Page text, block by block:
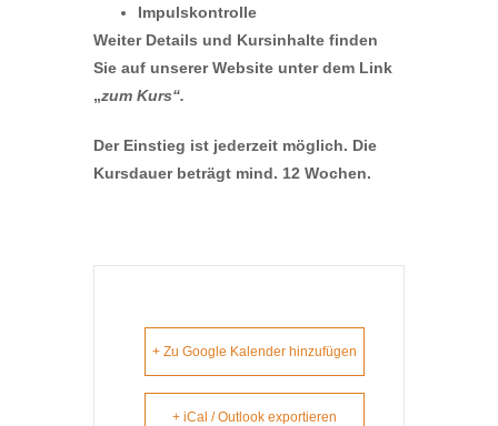
Impulskontrolle
Weiter Details und Kursinhalte finden
Sie auf unserer Website unter dem Link
„zum Kurs“.
Der Einstieg ist jederzeit möglich. Die
Kursdauer beträgt mind. 12 Wochen.
+ Zu Google Kalender hinzufügen
+ iCal / Outlook exportieren